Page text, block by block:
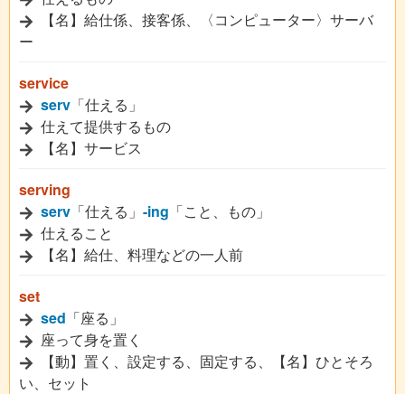
【名】給仕係、接客係、〈コンピューター〉サーバ
ー
service
serv 「仕える」
仕えて提供するもの
【名】サービス
serving
serv 「仕える」 -ing 「こと、もの」
仕えること
【名】給仕、料理などの一人前
set
sed 「座る」
座って身を置く
【動】置く、設定する、固定する、【名】ひとそろ
い、セット